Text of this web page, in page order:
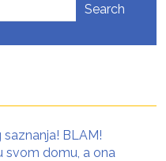
Search
BLAM!
svom domu, a ona